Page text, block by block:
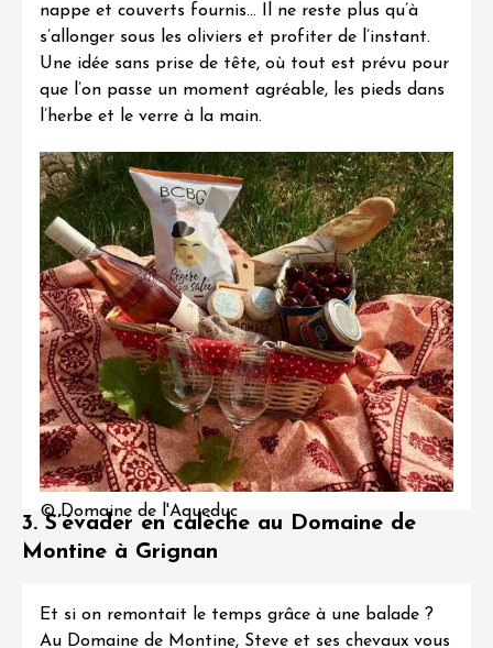
nappe et couverts fournis… Il ne reste plus qu’à
s’allonger sous les oliviers et profiter de l’instant.
Une idée sans prise de tête, où tout est prévu pour
que l’on passe un moment agréable, les pieds dans
l’herbe et le verre à la main.
© Domaine de l'Aqueduc
3. S’évader en calèche au Domaine de
Montine à Grignan
Et si on remontait le temps grâce à une balade ?
Au Domaine de Montine, Steve et ses chevaux vous